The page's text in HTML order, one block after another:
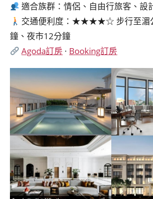
適合族群：情侶、自由行旅客、設
交通便利度：★★★★☆ 步行至湄
鐘、夜市12分鐘
Agoda訂房 · Booking訂房